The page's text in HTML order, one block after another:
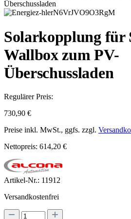
Solarkopplung für
Wallbox zum PV-
Überschussladen
Regulärer Preis:
730,90 €
Preise inkl. MwSt., ggfs. zzgl.
Nettopreis: 614,20 €
Artikel-Nr.: 11912
Versandkostenfrei